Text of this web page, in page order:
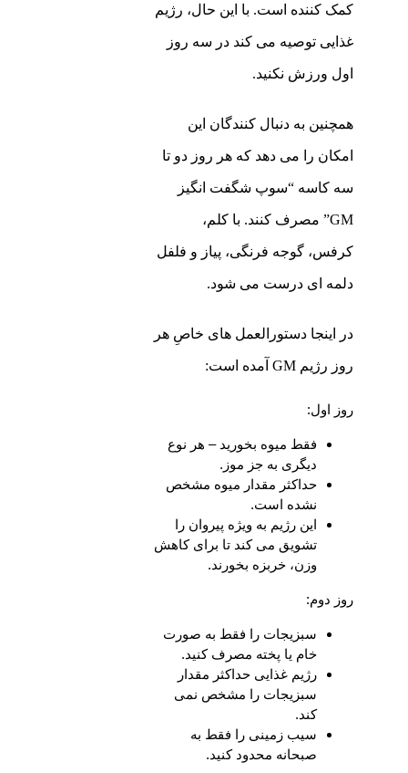
کمک کننده است. با این حال، رژیم
غذایی توصیه می کند در سه روز
اول ورزش نکنید.
همچنین به دنبال کنندگان این
امکان را می دهد که هر روز دو تا
سه کاسه “سوپ شگفت انگیز
GM” مصرف کنند. با کلم،
کرفس، گوجه فرنگی، پیاز و فلفل
دلمه ای درست می شود.
در اینجا دستورالعمل های خاصِ هر
روز رژیم GM آمده است:
روز اول:
فقط میوه بخورید – هر نوع
دیگری به جز موز.
حداکثر مقدار میوه مشخص
نشده است.
این رژیم به ویژه پیروان را
تشویق می کند تا برای کاهش
وزن، خربزه بخورند.
روز دوم:
سبزیجات را فقط به صورت
خام یا پخته مصرف کنید.
رژیم غذایی حداکثر مقدار
سبزیجات را مشخص نمی
کند.
سیب زمینی را فقط به
صبحانه محدود کنید.